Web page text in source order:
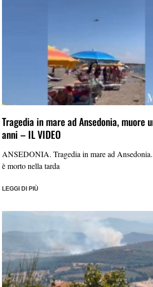
Tragedia in mare ad Ansedonia, muore
anni – IL VIDEO
ANSEDONIA. Tragedia in mare ad
è morto nella tarda
LEGGI DI PIÙ